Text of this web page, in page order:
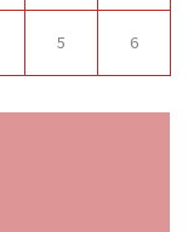
5 6